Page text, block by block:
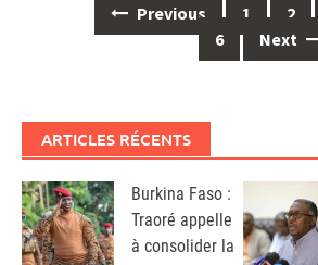
navigation
Previous 1 2
6
Next
ARTICLES RÉCENTS
Burkina Faso :
Traoré appelle
à consolider la